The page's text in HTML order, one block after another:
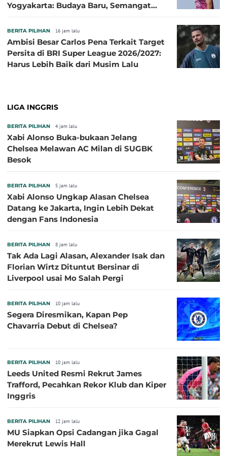
Yogyakarta: Budaya Baru, Semangat
BERITA PILIHAN 16 jam lalu
Ambisi Besar Carlos Pena Terkait Target
Persita di BRI Super League 2026/2027:
Harus Lebih Baik dari Musim Lalu
LIGA INGGRIS
BERITA PILIHAN 4 jam lalu
Xabi Alonso Buka-bukaan Jelang
Chelsea Melawan AC Milan di SUGBK
Besok
BERITA PILIHAN 5 jam lalu
Xabi Alonso Ungkap Alasan Chelsea
Datang ke Jakarta, Ingin Lebih Dekat
dengan Fans Indonesia
BERITA PILIHAN 8 jam lalu
Tak Ada Lagi Alasan, Alexander Isak dan
Florian Wirtz Dituntut Bersinar di
Liverpool usai Mo Salah Pergi
BERITA PILIHAN 10 jam lalu
Segera Diresmikan, Kapan Pep
Chavarria Debut di Chelsea?
BERITA PILIHAN 10 jam lalu
Leeds United Resmi Rekrut James
Trafford, Pecahkan Rekor Klub dan Kiper
Inggris
BERITA PILIHAN 12 jam lalu
MU Siapkan Opsi Cadangan jika Gagal
Merekrut Lewis Hall